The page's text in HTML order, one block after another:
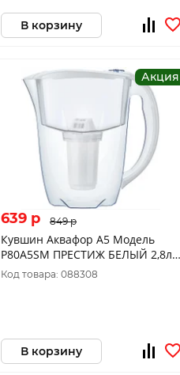
В корзину
Акция
639 p 849 p
Кувшин Аквафор А5 Модель
P80A5SM ПРЕСТИЖ БЕЛЫЙ 2,8л
Аквафор *АКЦИЯ
Код товара: 088308
В корзину